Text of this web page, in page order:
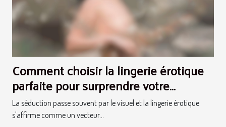
Comment choisir la lingerie érotique
parfaite pour surprendre votre
partenaire
La séduction passe souvent par le visuel et la lingerie érotique
s'affirme comme un vecteur...